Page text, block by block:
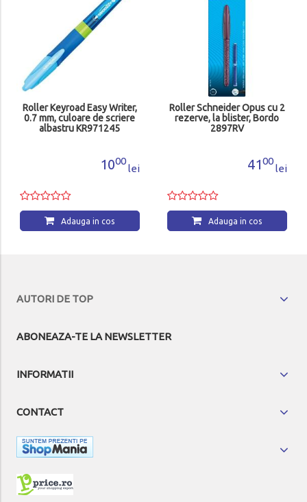
Roller Keyroad Easy Writer,
0.7 mm, culoare de scriere
albastru KR971245
1000
lei
Adauga in cos
Roller Schneider Opus cu 2
rezerve, la blister, Bordo
2897RV
4100
lei
Adauga in cos
AUTORI DE TOP
ABONEAZA-TE LA NEWSLETTER
INFORMATII
CONTACT